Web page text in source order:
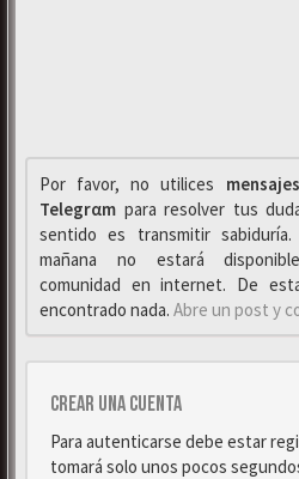
Por favor, no utilices
Telegrαm para resolver tus
sentido es transmitir
mañana no estará
comunidad en internet. De
encontrado nada. Abre un post y
Crear una cuenta
Para autenticarse debe estar
tomará solo unos pocos